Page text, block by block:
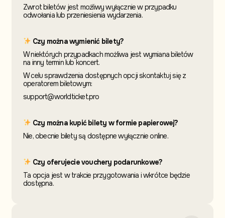
Zwrot biletów jest możliwy wyłącznie w przypadku
odwołania lub przeniesienia wydarzenia.
Czy można wymienić bilety?
W niektórych przypadkach możliwa jest wymiana biletów
na inny terminlub koncert.
W celu sprawdzenia dostępnych opcji skontaktujsię z
operatorem biletowym:
support@worldticket.pro
Czy można kupić bilety w formie papierowej?
Nie, obecnie bilety są dostępne wyłącznie online.
Czy oferujecie vouchery podarunkowe?
Ta opcja jest w trakcie przygotowania i wkrótce będzie
dostępna.